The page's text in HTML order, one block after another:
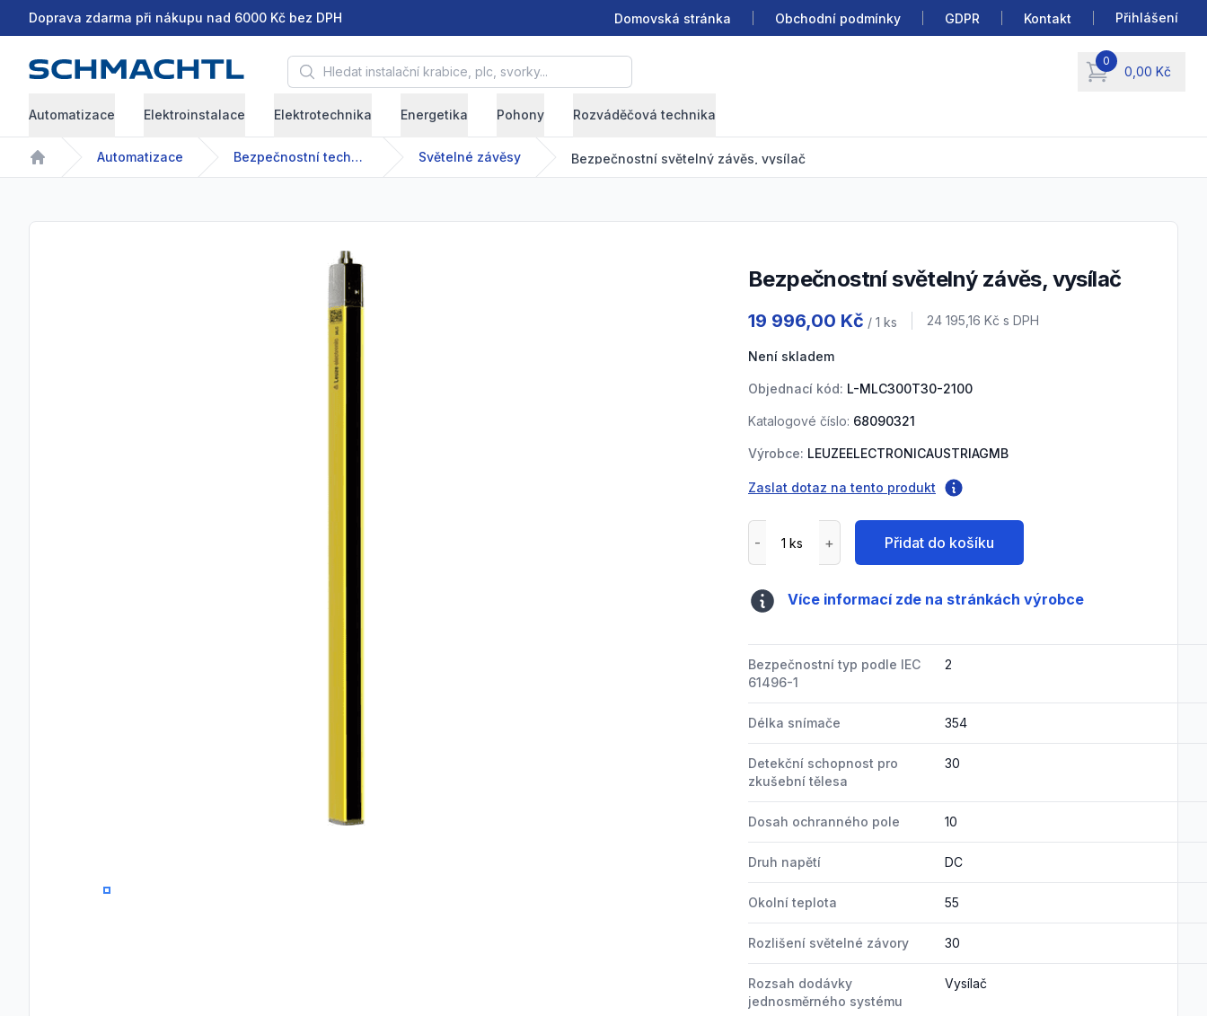
Doprava zdarma při nákupu nad 6000 Kč bez DPH Domovská stránka Obchodní podmínky GDPR Kontakt Přihlášení
Hledat instalační krabice, plc, svorky... 0
0,00 Kč
items in cart, view
Automatizace Elektroinstalace Elektrotechnika Energetika Pohony Rozváděčová technika
Home
Automatizace Bezpečnostní technika Světelné závěsy Bezpečnostní světelný závěs, vysílač
0
Bezpečnostní světelný závěs, vysílač
19 996,00 Kč / 1 ks Cena s DPH
24 195,16 Kč s DPH
Není skladem
Objednací kód: L-MLC300T30-2100
Katalogové číslo: 68090321
Výrobce: LEUZEELECTRONICAUSTRIAGMB
Zaslat dotaz na tento produkt
Přidat do košíku
Více informací zde na stránkách výrobce
Bezpečnostní typ podle IEC
61496-1
2
Délka snímače 354
Detekční schopnost pro
zkušební tělesa
30
Dosah ochranného pole 10
Druh napětí DC
Okolní teplota 55
Rozlišení světelné závory 30
Rozsah dodávky
jednosměrného systému
Vysílač